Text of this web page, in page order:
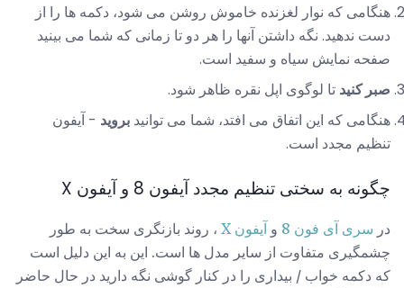
هنگامی که نوار لغزنده خاموش روشن می شود، دکمه ها را از
دست ندهید. نگه داشتن آنها را هر دو تا زمانی که شما می بینید
صفحه نمایش سیاه و سفید است.
صبر کنید تا لوگوی اپل نقره ظاهر شود.
هنگامی که این اتفاق می افتد، شما می توانید بروید - آیفون
تنظیم مجدد است.
چگونه به سختی تنظیم مجدد آیفون 8 و آیفون X
در سری آی فون 8 و آیفون X
، روند بازنگری سخت به طور
چشمگیری متفاوت از سایر مدل ها است. این به این دلیل است
که دکمه خواب / بیداری را در کنار گوشی نگه دارید در حال حاضر